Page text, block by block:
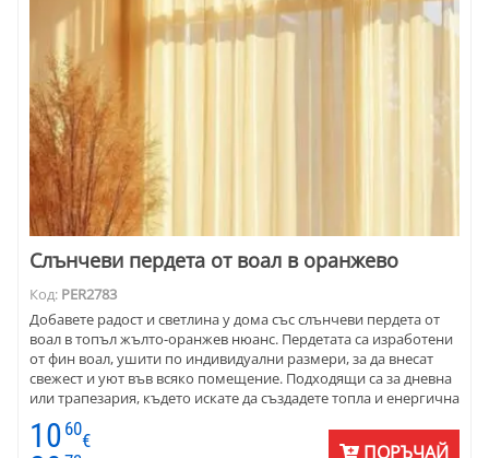
Слънчеви пердета от воал в оранжево
Код: PER2783
Добавете радост и светлина у дома със слънчеви пердета от
воал в топъл жълто-оранжев нюанс. Пердетата са изработени
от фин воал, ушити по индивидуални размери, за да внесат
свежест и уют във всяко помещение. Подходящи са за дневна
или трапезария, където искате да създадете топла и енергична
атмосфера. Цвят номер 10 на общата снимка.
10 60
€ ПОРЪЧАЙ